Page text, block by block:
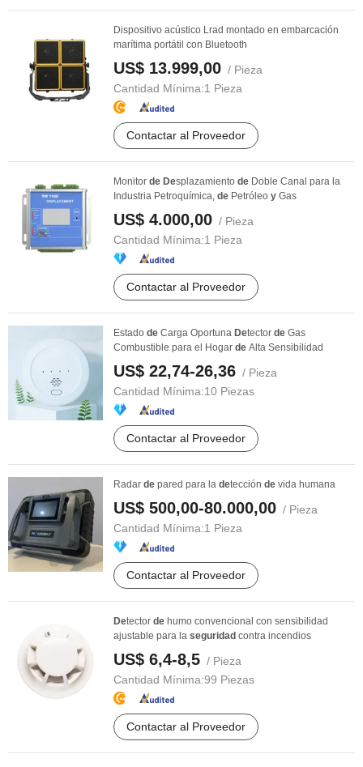
Dispositivo acústico Lrad montado en embarcación
marítima portátil con Bluetooth
US$ 13.999,00 / Pieza
Cantidad Mínima:1 Pieza
Contactar al Proveedor
Monitor de Desplazamiento de Doble Canal para la
Industria Petroquímica, de Petróleo y Gas
US$ 4.000,00 / Pieza
Cantidad Mínima:1 Pieza
Contactar al Proveedor
Estado de Carga Oportuna Detector de Gas
Combustible para el Hogar de Alta Sensibilidad
US$ 22,74-26,36 / Pieza
Cantidad Mínima:10 Piezas
Contactar al Proveedor
Radar de pared para la detección de vida humana
US$ 500,00-80.000,00 / Pieza
Cantidad Mínima:1 Pieza
Contactar al Proveedor
Detector de humo convencional con sensibilidad
ajustable para la seguridad contra incendios
US$ 6,4-8,5 / Pieza
Cantidad Mínima:99 Piezas
Contactar al Proveedor